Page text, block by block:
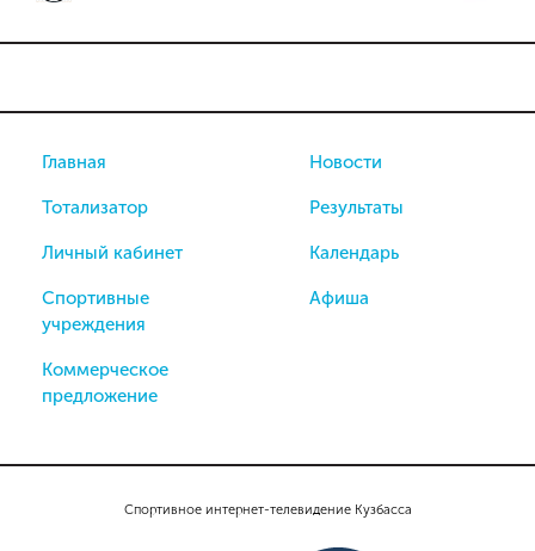
Спортивное интернет-телевидение Кузбасса
Главная
Тотализатор
Личный кабинет
Спортивные
учреждения
Коммерческое
предложение
Новости
Результаты
Календарь
Афиша